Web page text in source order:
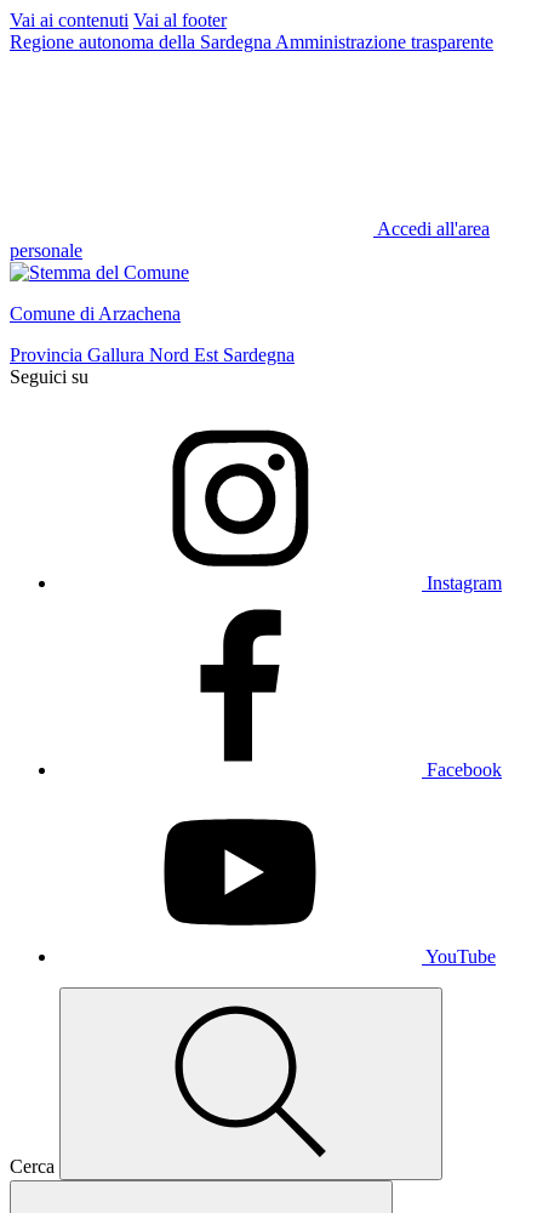
Vai ai contenuti Vai al footer
Regione autonoma della Sardegna Amministrazione trasparente
Accedi all'area
personale
Comune di Arzachena
Provincia Gallura Nord Est Sardegna
Seguici su
Instagram
Facebook
YouTube
Cerca